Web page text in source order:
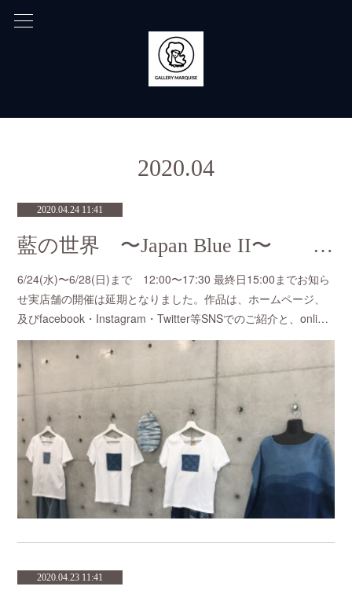
2020.04
2020.04.24 11:41
藍の世界 〜Japan Blue II〜 こばやしのりこ
6/24(水)〜6/28(日)まで 12:00〜17:30 最終日15:00までお知ら
せ実店舗の開催は延期となりました。作品は、ホームページ、
及びfacebook・Instagram・Twitter等SNSでのご紹介と、onli…
2020.04.23 11:41